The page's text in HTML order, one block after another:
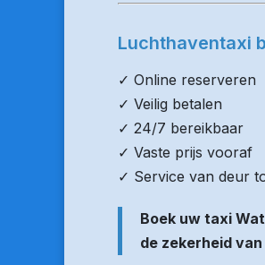
Luchthaventaxi
✓ Online reserveren
✓ Veilig betalen
✓ 24/7 bereikbaar
✓ Vaste prijs vooraf
✓ Service van deur
Boek uw taxi
de zekerheid